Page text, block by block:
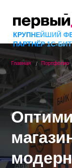
КРУПНЕЙШИЙ
ПАРТНЁР 1С-
Главная Портфолио